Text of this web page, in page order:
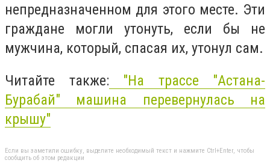
непредназначенном для этого месте. Эти
граждане могли утонуть, если бы не
мужчина, который, спасая их, утонул сам.
Читайте также: "На трассе "Астана-
Бурабай" машина перевернулась на
крышу"
Если вы заметили ошибку, выделите необходимый текст и нажмите Ctrl+Enter, чтобы
сообщить об этом редакции